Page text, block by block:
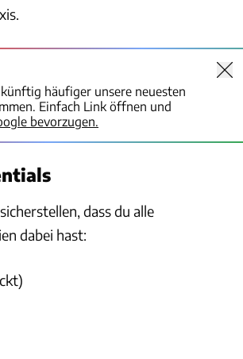
häufiger unsere neuesten
Einfach Link öffnen und
bevorzugen.
dass du alle
dabei hast: